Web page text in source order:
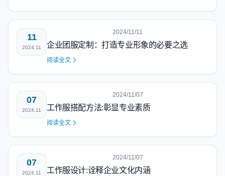
11
2024.11
2024/11/11
企业团服定制：打造专业形象的必要之选
阅读全文
07
2024.11
2024/11/07
工作服搭配方法:彰显专业素质
阅读全文
07
2024.11
2024/11/07
工作服设计:诠释企业文化内涵